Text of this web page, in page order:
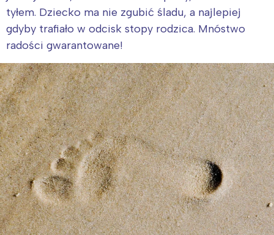
tyłem. Dziecko ma nie zgubić śladu, a najlepiej
gdyby trafiało w odcisk stopy rodzica. Mnóstwo
radości gwarantowane!